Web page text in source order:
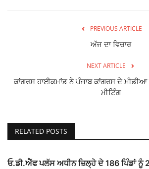
PREVIOUS ARTICLE
ਅੱਜ ਦਾ ਵਿਚਾਰ
NEXT ARTICLE
ਕਾਂਗਰਸ ਹਾਈਕਮਾਂਡ ਨੇ ਪੰਜਾਬ ਕਾਂਗਰਸ ਦੇ ਮੀਡੀਆ
ਮੀਟਿੰਗ
RELATED POSTS
ਓ.ਡੀ.ਐੱਫ ਪਲੱਸ ਅਧੀਨ ਜ਼ਿਲ੍ਹੇ ਦੇ 186 ਪਿੰਡਾਂ ਨੂੰ